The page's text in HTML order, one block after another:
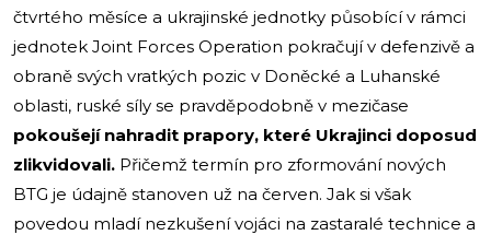
čtvrtého měsíce a ukrajinské jednotky působící v rámci
jednotek Joint Forces Operation pokračují v defenzivě a
obraně svých vratkých pozic v Doněcké a Luhanské
oblasti, ruské síly se pravděpodobně v mezičase
pokoušejí nahradit prapory, které Ukrajinci doposud
zlikvidovali. Přičemž termín pro zformování nových
BTG je údajně stanoven už na červen. Jak si však
povedou mladí nezkušení vojáci na zastaralé technice a